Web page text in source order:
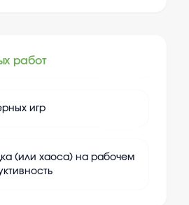
работ
игр
(или хаоса) на рабочем